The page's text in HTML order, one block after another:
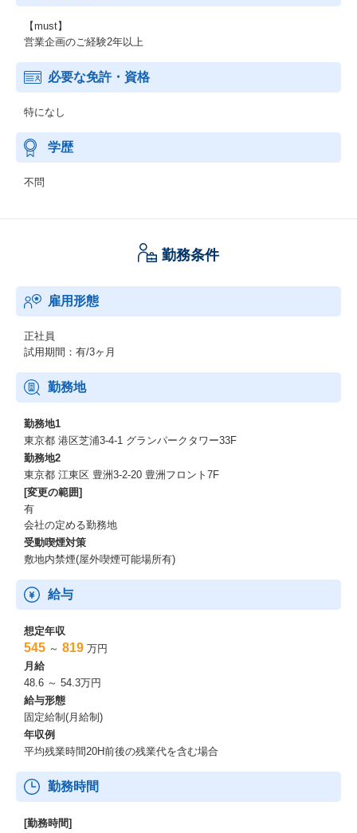
【must】
営業企画のご経験2年以上
必要な免許・資格
特になし
学歴
不問
勤務条件
雇用形態
正社員
試用期間：有/3ヶ月
勤務地
勤務地1
東京都 港区芝浦3-4-1 グランパークタワー33F
勤務地2
東京都 江東区 豊洲3-2-20 豊洲フロント7F
[変更の範囲]
有
会社の定める勤務地
受動喫煙対策
敷地内禁煙(屋外喫煙可能場所有)
給与
想定年収
545 ～ 819 万円
月給
48.6 ～ 54.3万円
給与形態
固定給制(月給制)
年収例
平均残業時間20H前後の残業代を含む場合
勤務時間
[勤務時間]